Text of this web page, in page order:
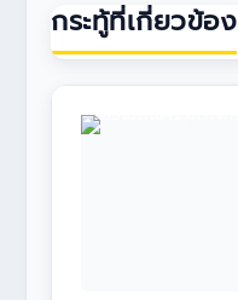
กระทู้ที่เกี่ยวข้อง